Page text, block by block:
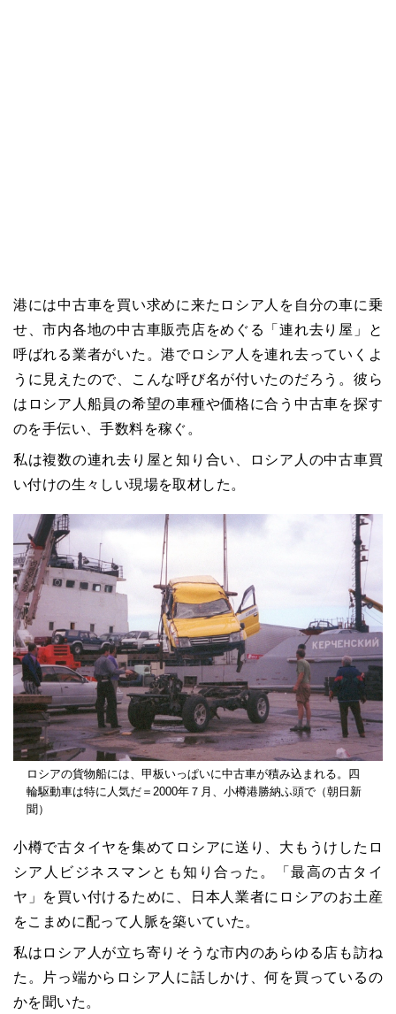
港には中古車を買い求めに来たロシア人を自分の車に乗
せ、市内各地の中古車販売店をめぐる「連れ去り屋」と
呼ばれる業者がいた。港でロシア人を連れ去っていくよ
うに見えたので、こんな呼び名が付いたのだろう。彼ら
はロシア人船員の希望の車種や価格に合う中古車を探す
のを手伝い、手数料を稼ぐ。
私は複数の連れ去り屋と知り合い、ロシア人の中古車買
い付けの生々しい現場を取材した。
ロシアの貨物船には、甲板いっぱいに中古車が積み込まれる。四
輪駆動車は特に人気だ＝2000年７月、小樽港勝納ふ頭で（朝日新
聞）
小樽で古タイヤを集めてロシアに送り、大もうけしたロ
シア人ビジネスマンとも知り合った。「最高の古タイ
ヤ」を買い付けるために、日本人業者にロシアのお土産
をこまめに配って人脈を築いていた。
私はロシア人が立ち寄りそうな市内のあらゆる店も訪ね
た。片っ端からロシア人に話しかけ、何を買っているの
かを聞いた。